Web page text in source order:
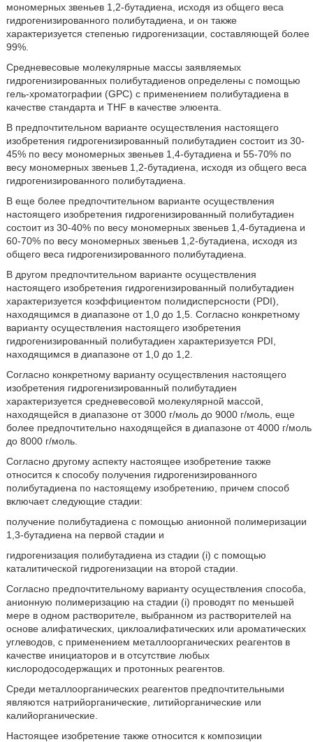
мономерных звеньев 1,2-бутадиена, исходя из общего веса
гидрогенизированного полибутадиена, и он также
характеризуется степенью гидрогенизации, составляющей более
99%.
Средневесовые молекулярные массы заявляемых
гидрогенизированных полибутадиенов определены с помощью
гель-хроматографии (GPC) с применением полибутадиена в
качестве стандарта и THF в качестве элюента.
В предпочтительном варианте осуществления настоящего
изобретения гидрогенизированный полибутадиен состоит из 30-
45% по весу мономерных звеньев 1,4-бутадиена и 55-70% по
весу мономерных звеньев 1,2-бутадиена, исходя из общего веса
гидрогенизированного полибутадиена.
В еще более предпочтительном варианте осуществления
настоящего изобретения гидрогенизированный полибутадиен
состоит из 30-40% по весу мономерных звеньев 1,4-бутадиена и
60-70% по весу мономерных звеньев 1,2-бутадиена, исходя из
общего веса гидрогенизированного полибутадиена.
В другом предпочтительном варианте осуществления
настоящего изобретения гидрогенизированный полибутадиен
характеризуется коэффициентом полидисперсности (PDI),
находящимся в диапазоне от 1,0 до 1,5. Согласно конкретному
варианту осуществления настоящего изобретения
гидрогенизированный полибутадиен характеризуется PDI,
находящимся в диапазоне от 1,0 до 1,2.
Согласно конкретному варианту осуществления настоящего
изобретения гидрогенизированный полибутадиен
характеризуется средневесовой молекулярной массой,
находящейся в диапазоне от 3000 г/моль до 9000 г/моль, еще
более предпочтительно находящейся в диапазоне от 4000 г/моль
до 8000 г/моль.
Согласно другому аспекту настоящее изобретение также
относится к способу получения гидрогенизированного
полибутадиена по настоящему изобретению, причем способ
включает следующие стадии:
получение полибутадиена с помощью анионной полимеризации
1,3-бутадиена на первой стадии и
гидрогенизация полибутадиена из стадии (i) с помощью
каталитической гидрогенизации на второй стадии.
Согласно предпочтительному варианту осуществления способа,
анионную полимеризацию на стадии (i) проводят по меньшей
мере в одном растворителе, выбранном из растворителей на
основе алифатических, циклоалифатических или ароматических
углеводов, с применением металлоорганических реагентов в
качестве инициаторов и в отсутствие любых
кислородосодержащих и протонных реагентов.
Среди металлоорганических реагентов предпочтительными
являются натрийорганические, литийорганические или
калийорганические.
Настоящее изобретение также относится к композиции